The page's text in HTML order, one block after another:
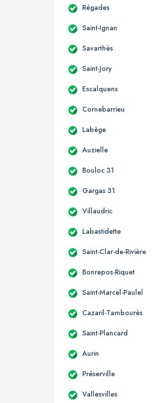
Régades
Saint-Ignan
Savarthès
Saint-Jory
Escalquens
Cornebarrieu
Labège
Auzielle
Bouloc 31
Gargas 31
Villaudric
Labastidette
Saint-Clar-de-Rivière
Bonrepos-Riquet
Saint-Marcel-Paulel
Cazaril-Tambourès
Saint-Plancard
Aurin
Préserville
Vallesvilles